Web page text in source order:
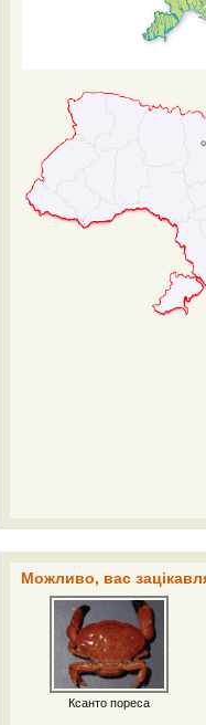
Можливо, вас
Ксанто пореса